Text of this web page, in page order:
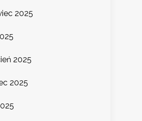
2025
2025
2025